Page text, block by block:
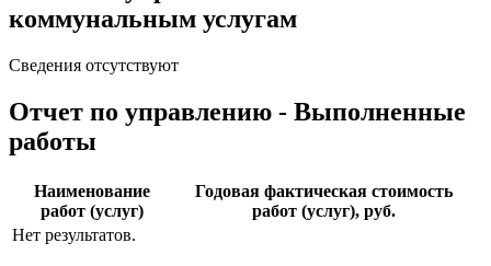
коммунальным услугам
Сведения отсутствуют
Отчет по управлению - Выполненные
работы
Наименование
работ (услуг)
Годовая фактическая стоимость
работ (услуг), руб.
Нет результатов.